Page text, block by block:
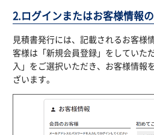
2.ログインまたはお客様情報
見積書発行には、記載されるお客様
客様は「新規会員登録」をしていた
入」をご選択いただき、お客様情報
ざいます。